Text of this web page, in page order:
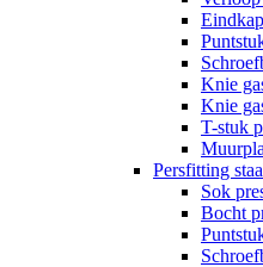
Knie
Knie
T-stuk
Persfitting
Sok
Bocht